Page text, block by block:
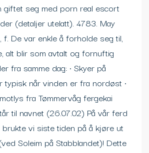
giftet seg med porn real escort
(detaljer utelatt). 4783. May
f. De var enkle å forholde seg til,
alt blir som avtalt og fornuftig
fra samme dag: • Skyer på
typisk når vinden er fra nordøst •
fra Tømmervåg fergekai
til navnet (26.07.02) På vår ferd
vi siste tiden på å kjøre ut
Soleim på Stabblandet)! Dette